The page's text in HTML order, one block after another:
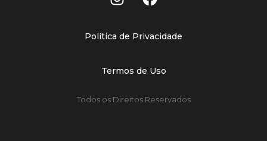
Política de Privacidade
Termos de Uso
Todos os Direitos Reservados